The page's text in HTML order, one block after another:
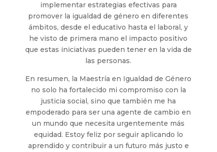
implementar estrategias efectivas para
promover la igualdad de género en diferentes
ámbitos, desde el educativo hasta el laboral, y
he visto de primera mano el impacto positivo
que estas iniciativas pueden tener en la vida de
las personas.
En resumen, la Maestría en Igualdad de Género
no solo ha fortalecido mi compromiso con la
justicia social, sino que también me ha
empoderado para ser una agente de cambio en
un mundo que necesita urgentemente más
equidad. Estoy feliz por seguir aplicando lo
aprendido y contribuir a un futuro más justo e